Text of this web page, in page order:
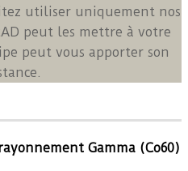
utiliser uniquement nos
peut les mettre à votre
peut vous apporter son
Gamma (Co60)